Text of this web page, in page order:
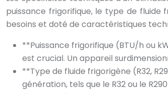
puissance frigorifique, le type de fluide
besoins et doté de caractéristiques
**Puissance frigorifique (BTU/h ou
est crucial. Un appareil
**Type de fluide frigorigène (R32,
génération, tels que le R32 ou le